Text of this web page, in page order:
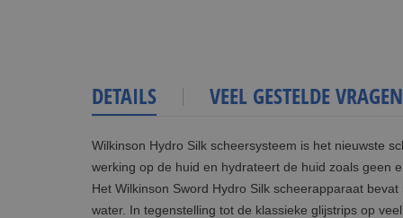
DETAILS
Wilkinson Hydro Silk scheersysteem is het nieuwste
werking op de huid en hydrateert de huid zoals geen
Het Wilkinson Sword Hydro Silk scheerapparaat
water. In tegenstelling tot de klassieke glijstrips op
VEEL GESTELDE VRAGEN